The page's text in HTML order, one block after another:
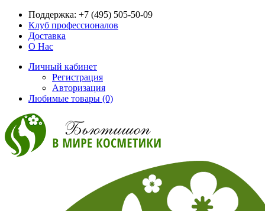
Поддержка: +7 (495) 505-50-09
Клуб профессионалов
Доставка
О Нас
Личный кабинет
Регистрация
Авторизация
Любимые товары (0)